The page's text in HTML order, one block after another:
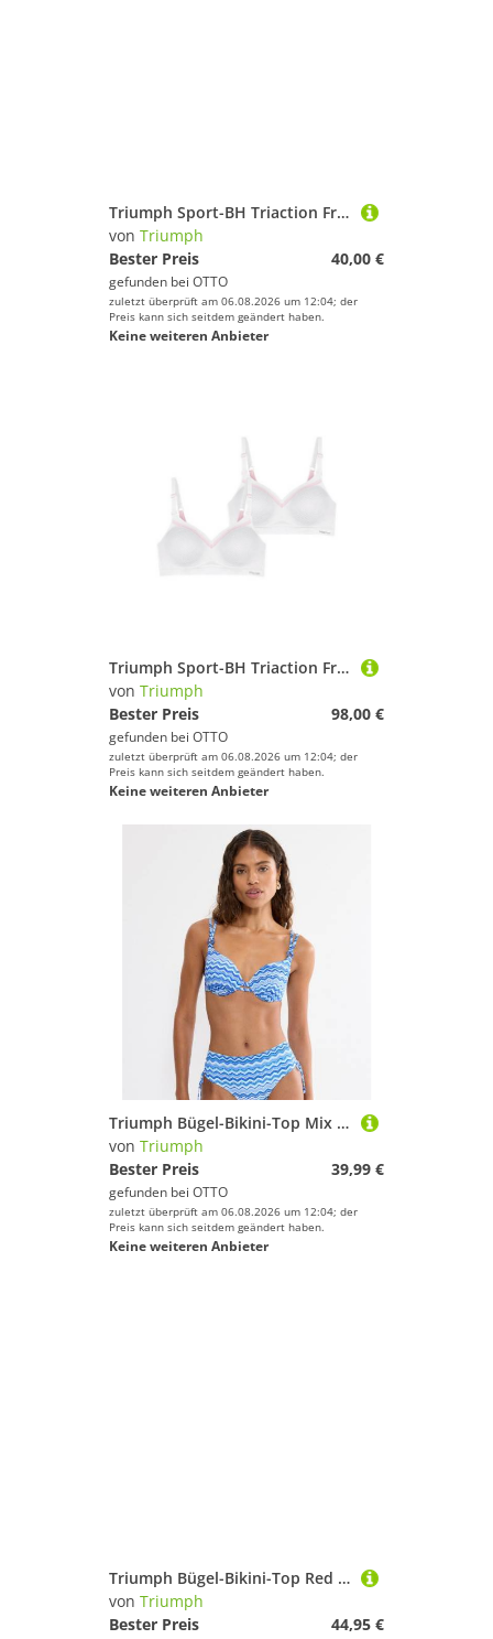
Triumph Sport-BH Triaction Free Motion
von Triumph
Bester Preis
40,00 €
gefunden bei OTTO
zuletzt überprüft am 06.08.2026 um 12:04; der
Preis kann sich seitdem geändert haben.
Keine weiteren Anbieter
Triumph Sport-BH Triaction Free Motion (2-tlg) Damen Frauen Mädchen
von Triumph
Bester Preis
98,00 €
gefunden bei OTTO
zuletzt überprüft am 06.08.2026 um 12:04; der
Preis kann sich seitdem geändert haben.
Keine weiteren Anbieter
Triumph Bügel-Bikini-Top Mix & Match Summer WP pt, verspielt und farbenfroh
von Triumph
Bester Preis
39,99 €
gefunden bei OTTO
zuletzt überprüft am 06.08.2026 um 12:04; der
Preis kann sich seitdem geändert haben.
Keine weiteren Anbieter
Triumph Bügel-Bikini-Top Red Label Mix & Match Summer, Bademode,Bikini,Bügel-Bikini-Top
von Triumph
Bester Preis
44,95 €